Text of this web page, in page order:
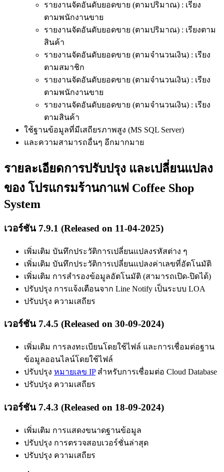
รายงานจัดอันดับยอดขาย (ตามปริมาณ) : เรียง
ตามพนักงานขาย
รายงานจัดอันดับยอดขาย (ตามปริมาณ) : เรียงตาม
สินค้า
รายงานจัดอันดับยอดขาย (ตามจำนวนเงิน) : เรียง
ตามสมาชิก
รายงานจัดอันดับยอดขาย (ตามจำนวนเงิน) : เรียง
ตามพนักงานขาย
รายงานจัดอันดับยอดขาย (ตามจำนวนเงิน) : เรียง
ตามสินค้า
ใช้ฐานข้อมูลที่มีเสถียรภาพสูง (MS SQL Server)
และความสามารถอื่นๆ อีกมากมาย
รายละเอียดการปรับปรุง และเปลี่ยนแปลง
ของ โปรแกรมร้านกาแฟ Coffee Shop
System
เวอร์ชัน 7.9.1 (Released on 11-04-2025)
เพิ่มเติม บันทึกประวัติการเปลี่ยนแปลงรหัสต่าง ๆ
เพิ่มเติม บันทึกประวัติการเปลี่ยนแปลงค่าเลขที่อัตโนมัติ
เพิ่มเติม การสำรองข้อมูลอัตโนมัติ (สามารถเปิด-ปิดได้)
ปรับปรุง การแจ้งเตือนจาก Line Notify เป็นระบบ LOA
ปรับปรุง ความเสถียร
เวอร์ชัน 7.4.5 (Released on 30-09-2024)
เพิ่มเติม การลงทะเบียนโดยใช้ไฟล์ และการเชื่อมต่อฐาน
ข้อมูลออนไลน์โดยใช้ไฟล์
ปรับปรุง หมายเลข IPสำหรับการเชื่อมต่อ Cloud Database
ปรับปรุง ความเสถียร
เวอร์ชัน 7.4.3 (Released on 18-09-2024)
เพิ่มเติม การแสดงขนาดฐานข้อมูล
ปรับปรุง การตรวจสอบเวอร์ชั่นล่าสุด
ปรับปรุง ความเสถียร